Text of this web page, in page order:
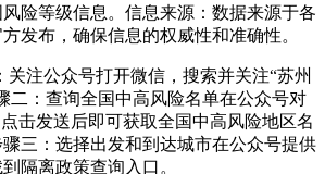
险等级信息。信息来源：数据来源于各
发布，确保信息的权威性和准确性。
关注公众号打开微信，搜索并关注“苏州
二：查询全国中高风险名单在公众号对
击发送后即可获取全国中高风险地区名
三：选择出发和到达城市在公众号提供
隔离政策查询入口。